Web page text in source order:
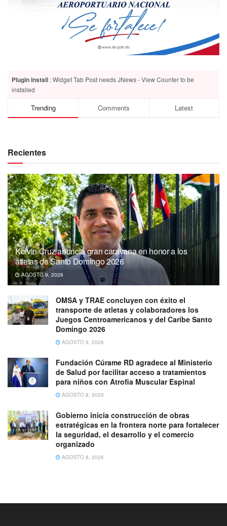
Plugin Install : Widget Tab Post needs JNews - View Counter to be
installed
Trending Comments Latest
Recientes
Kelvin Cruz anuncia gran caravana en honor a los
atletas de Santo Domingo 2026
AGOSTO 9, 2026
OMSA y TRAE concluyen con éxito el
transporte de atletas y colaboradores los
Juegos Centroamericanos y del Caribe Santo
Domingo 2026
AGOSTO 9, 2026
Fundación Cúrame RD agradece al Ministerio
de Salud por facilitar acceso a tratamientos
para niños con Atrofia Muscular Espinal
AGOSTO 8, 2026
Gobierno inicia construcción de obras
estratégicas en la frontera norte para fortalecer
la seguridad, el desarrollo y el comercio
organizado
AGOSTO 8, 2026